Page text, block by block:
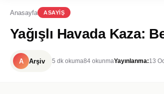
Anasayfa ASAYIŞ
Yağışlı Havada Kaza:
A Arşiv 5 dk okuma84 okunmaYayınlanma:13